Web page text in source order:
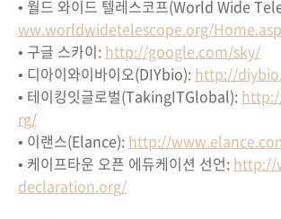
• 월드 와이드 텔레스코프(World Wide
ww.worldwidetelescope.org/
• 구글 스카이: http://google.com/sky/
• 디아이와이바이오(DIYbio): http://
• 테이킹잇글로벌(TakingITGlobal):
rg/
• 이랜스(Elance): http://
• 케이프타운 오픈 에듀케이션 선언: http://
declaration.org/